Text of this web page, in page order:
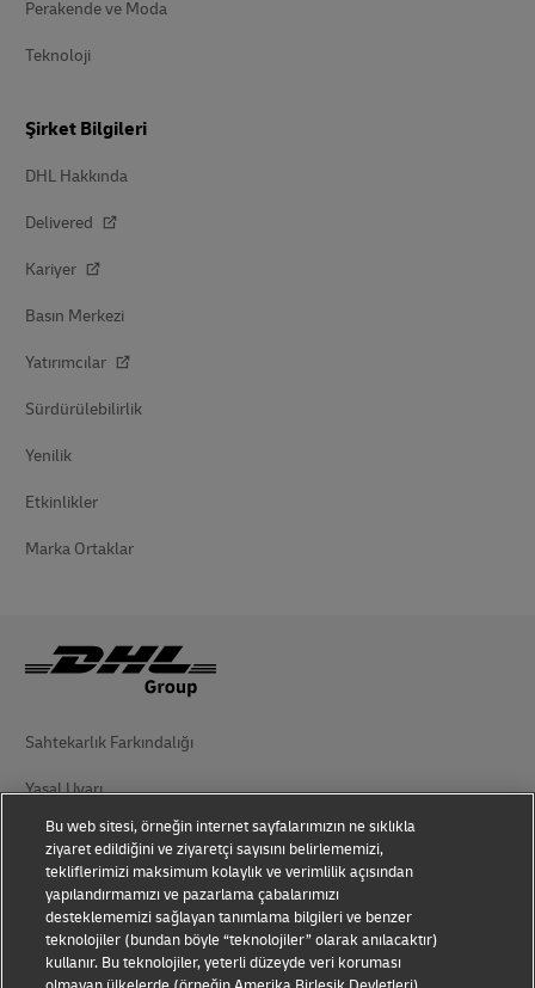
Perakende ve Moda
Teknoloji
Şirket Bilgileri
DHL Hakkında
Delivered
Kariyer
Basın Merkezi
Yatırımcılar
Sürdürülebilirlik
Yenilik
Etkinlikler
Marka Ortaklar
Sahtekarlık Farkındalığı
Yasal Uyarı
Kullanım Koşulları
Gizlilik Bildirimi
Kişisel Verilerin Korunması
Ek Bilgiler
Bu web sitesi, örneğin internet sayfalarımızın ne sıklıkla
ziyaret edildiğini ve ziyaretçi sayısını belirlememizi,
tekliflerimizi maksimum kolaylık ve verimlilik açısından
yapılandırmamızı ve pazarlama çabalarımızı
desteklememizi sağlayan tanımlama bilgileri ve benzer
teknolojiler (bundan böyle “teknolojiler” olarak anılacaktır)
kullanır. Bu teknolojiler, yeterli düzeyde veri koruması